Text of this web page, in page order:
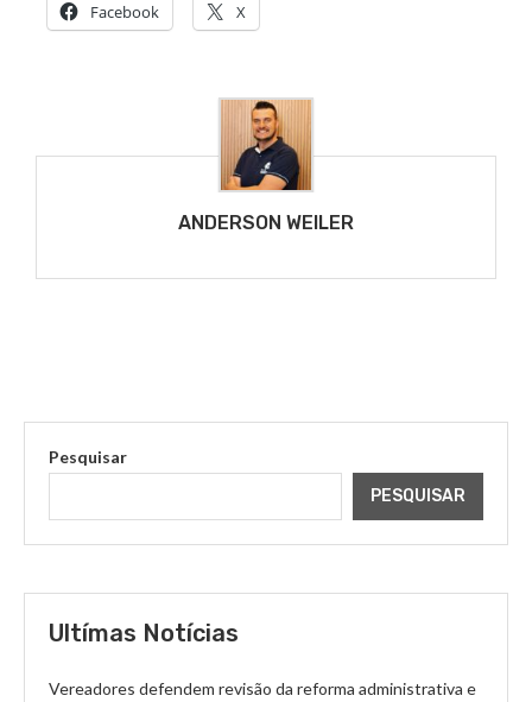
Facebook X
ANDERSON WEILER
Pesquisar
PESQUISAR
Ultímas Notícias
Vereadores defendem revisão da reforma administrativa e